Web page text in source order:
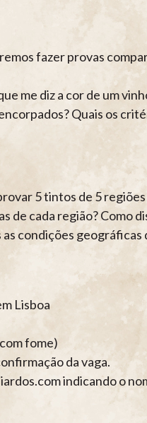
fazer provas
me diz a cor de um
Quais os
5 tintos de 5
de cada região? Como
condições geográficas
Lisboa
fome)
da vaga.
indicando o